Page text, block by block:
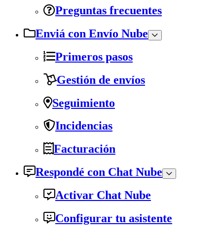
Preguntas frecuentes
Enviá con Envío Nube
Primeros pasos
Gestión de envíos
Seguimiento
Incidencias
Facturación
Respondé con Chat Nube
Activar Chat Nube
Configurar tu asistente